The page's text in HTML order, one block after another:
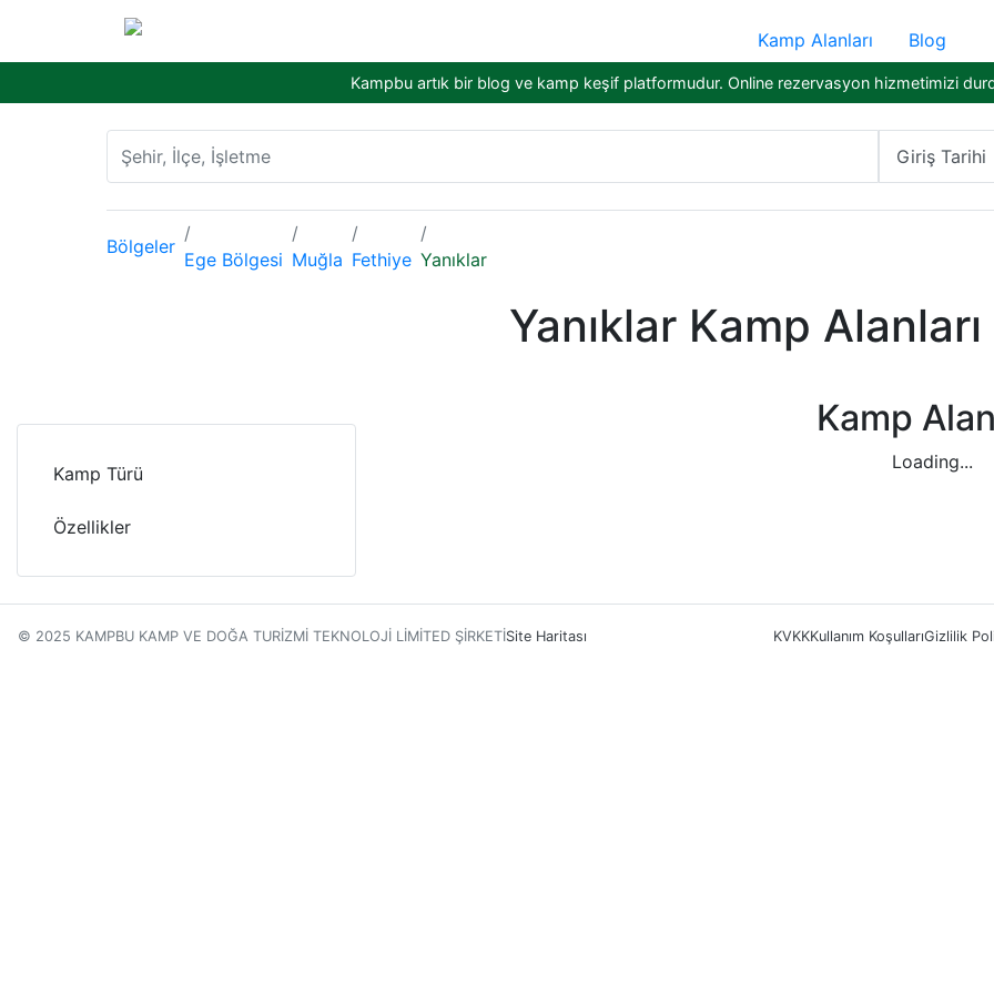
Kamp Alanları Blog
Kampbu artık bir blog ve kamp keşif platformudur. Online rezervasyon hizmetimizi
Giriş Tarihi
Bölgeler
Ege Bölgesi Muğla Fethiye Yanıklar
Yanıklar Kamp Alanları
Kamp Türü
Özellikler
Kamp
Loading...
© 2025 KAMPBU KAMP VE DOĞA TURİZMİ TEKNOLOJİ LİMİTED ŞİRKETİSite Haritası KVKKKullanım KoşullarıGizlilik